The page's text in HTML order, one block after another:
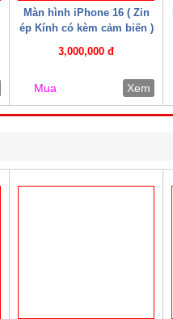
Màn hình iPhone 16 ( Zin
ép Kính có kèm cảm biến )
3,000,000 đ
Mua Xem